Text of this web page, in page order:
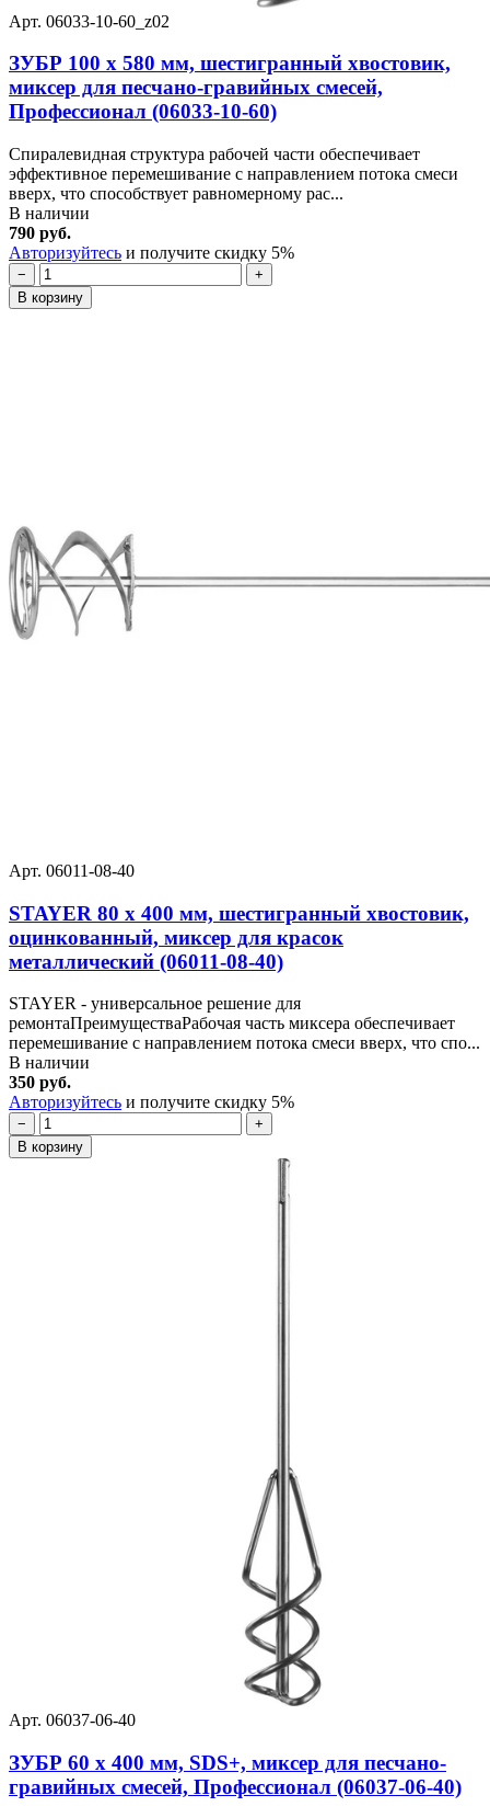
Арт. 06033-10-60_z02
ЗУБР 100 х 580 мм, шестигранный хвостовик,
миксер для песчано-гравийных смесей,
Профессионал (06033-10-60)
Спиралевидная структура рабочей части обеспечивает
эффективное перемешивание с направлением потока смеси
вверх, что способствует равномерному рас...
В наличии
790 руб.
Авторизуйтесь и получите скидку 5%
−
+
В корзину
Арт. 06011-08-40
STAYER 80 х 400 мм, шестигранный хвостовик,
оцинкованный, миксер для красок
металлический (06011-08-40)
STAYER - универсальное решение для
ремонтаПреимуществаРабочая часть миксера обеспечивает
перемешивание с направлением потока смеси вверх, что спо...
В наличии
350 руб.
Авторизуйтесь и получите скидку 5%
−
+
В корзину
Арт. 06037-06-40
ЗУБР 60 x 400 мм, SDS+, миксер для песчано-
гравийных смесей, Профессионал (06037-06-40)